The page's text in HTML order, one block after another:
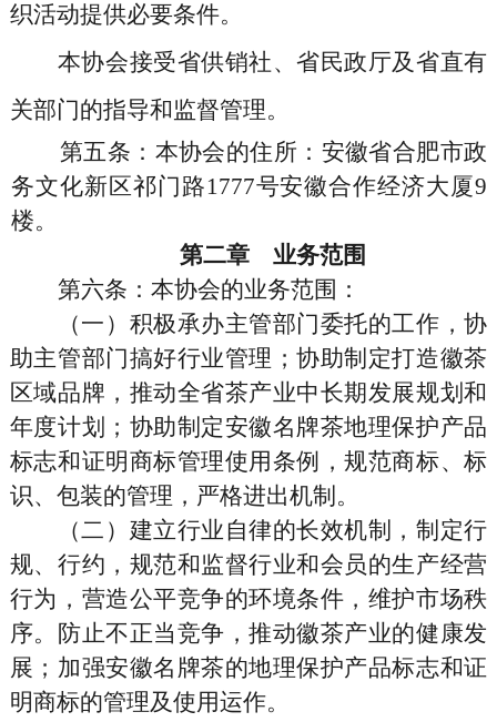
织活动提供必要条件。
本协会接受省供销社、省民政厅及省直有
关部门的指导和监督管理。
第五条 ：本协会的住所：安徽省合肥市政
务文化新区祁门路1777号安徽合作经济大厦9
楼。
第二章 业务范围
第六条 ：本协会的业务范围：
（一）积极承办主管部门委托的工作，协
助主管部门搞好行业管理；协助制定打造徽茶
区域品牌，推动全省茶产业中长期发展规划和
年度计划；协助制定安徽名牌茶地理保护产品
标志和证明商标管理使用条例，规范商标、标
识、包装的管理，严格进出机制。
（二）建立行业自律的长效机制，制定行
规、行约，规范和监督行业和会员的生产经营
行为，营造公平竞争的环境条件，维护市场秩
序。防止不正当竞争，推动徽茶产业的健康发
展；加强安徽名牌茶的地理保护产品标志和证
明商标的管理及使用运作。